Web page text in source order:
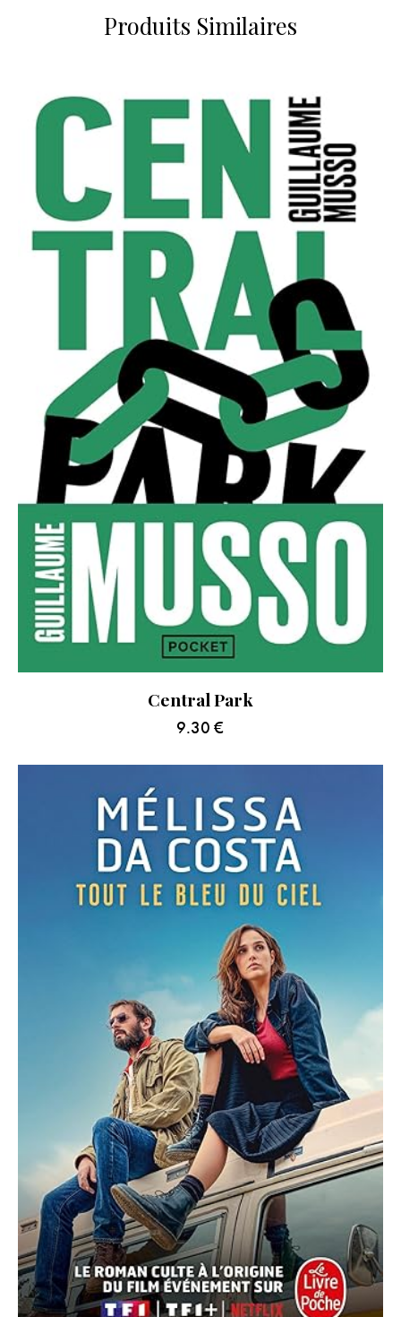
Produits Similaires
Central Park
9.30 €